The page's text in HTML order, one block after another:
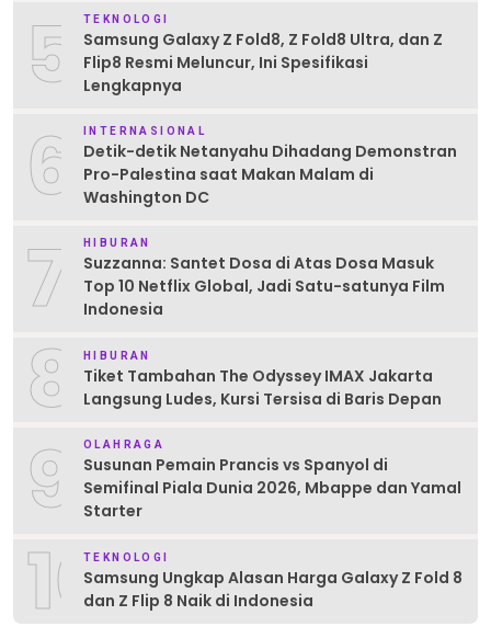
5 TEKNOLOGI
Samsung Galaxy Z Fold8, Z Fold8 Ultra, dan Z
Flip8 Resmi Meluncur, Ini Spesifikasi
Lengkapnya
6 INTERNASIONAL
Detik-detik Netanyahu Dihadang Demonstran
Pro-Palestina saat Makan Malam di
Washington DC
7 HIBURAN
Suzzanna: Santet Dosa di Atas Dosa Masuk
Top 10 Netflix Global, Jadi Satu-satunya Film
Indonesia
8 HIBURAN
Tiket Tambahan The Odyssey IMAX Jakarta
Langsung Ludes, Kursi Tersisa di Baris Depan
9 OLAHRAGA
Susunan Pemain Prancis vs Spanyol di
Semifinal Piala Dunia 2026, Mbappe dan Yamal
Starter
10TEKNOLOGI
Samsung Ungkap Alasan Harga Galaxy Z Fold 8
dan Z Flip 8 Naik di Indonesia